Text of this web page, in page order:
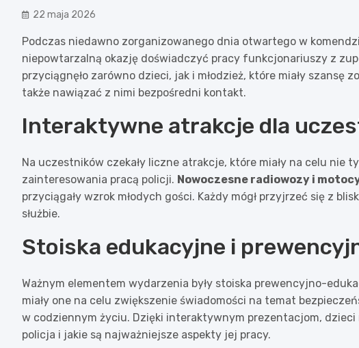
22 maja 2026
Podczas niedawno zorganizowanego dnia otwartego w
niepowtarzalną okazję doświadczyć pracy funkcjonariuszy z
przyciągnęło zarówno dzieci, jak i młodzież, które miały szansę
także nawiązać z nimi bezpośredni kontakt.
Interaktywne atrakcje dla
Na uczestników czekały liczne atrakcje, które miały na celu nie
zainteresowania pracą policji. Nowoczesne radiowozy i
przyciągały wzrok młodych gości. Każdy mógł przyjrzeć się z
służbie.
Stoiska edukacyjne i
Ważnym elementem wydarzenia były stoiska prewencyjno-
miały one na celu zwiększenie świadomości na temat
w codziennym życiu. Dzięki interaktywnym prezentacjom, dzieci
policja i jakie są najważniejsze aspekty jej pracy.